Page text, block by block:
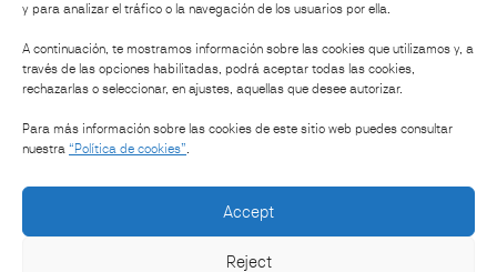
y para analizar el tráfico o la navegación de los usuarios por ella.
A continuación, te mostramos información sobre las cookies que utilizamos y, a
través de las opciones habilitadas, podrá aceptar todas las cookies,
rechazarlas o seleccionar, en ajustes, aquellas que desee autorizar.
Para más información sobre las cookies de este sitio web puedes consultar
nuestra “Política de cookies”.
Accept
Reject
Organised by:
Sponsored by: